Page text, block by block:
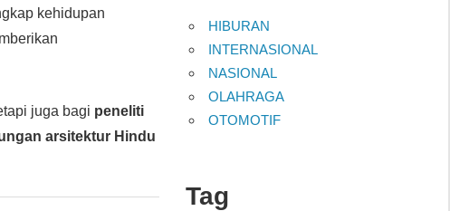
kehidupan
juga bagi peneliti
arsitektur Hindu
HIBURAN
INTERNASIONAL
NASIONAL
OLAHRAGA
OTOMOTIF
Tag